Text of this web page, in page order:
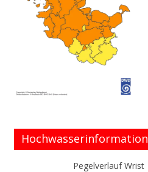
Hochwasserinformation
Pegelverlauf Wrist